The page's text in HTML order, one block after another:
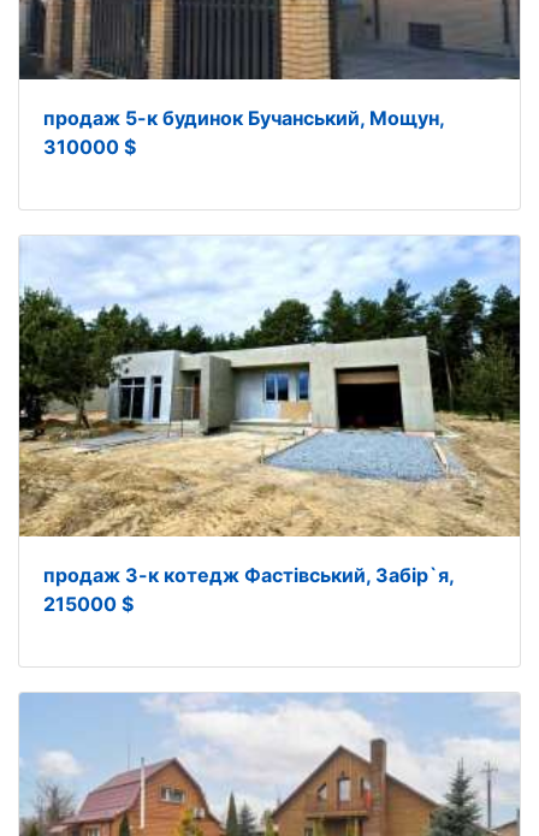
продаж 5-к будинок Бучанський, Мощун,
310000 $
продаж 3-к котедж Фастівський, Забір`я,
215000 $